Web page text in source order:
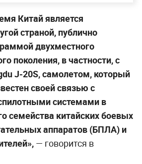
Китай является
страной, публично
двухместного
поколения, в частности, с
J-20S, самолетом, который
своей связью с
системами в
семейства китайских боевых
аппаратов (БПЛА) и
— говорится в